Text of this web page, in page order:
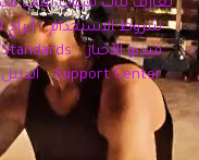
تعارف بنات شباب شات
شروط الاستخدام
أبراج
فيديو الأخبار
Support Center
الدليل